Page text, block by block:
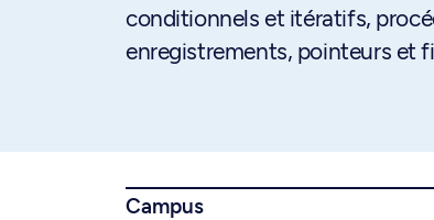
conditionnels et itératifs,
enregistrements, pointeurs et
Campus